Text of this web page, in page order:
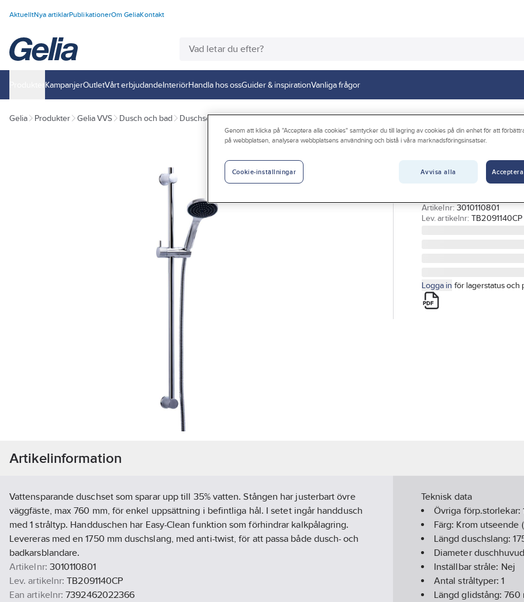
AktuelltNya artiklarPublikationerOm GeliaKontakt
KampanjerOutletVårt erbjudandeInteriörHandla hos ossGuider & inspirationVanliga frågor
Gelia Produkter Gelia VVS Dusch och bad Duschset, handdusch, slang och duschtillbehör
Duschset
stång, Gelia
DUSCHSET AQUALINE
Artikelnr: 3010110801
Lev. artikelnr: TB2091140CP
Logga in för lagerstatus och
Artikelinformation
Vattensparande duschset som sparar upp till 35% vatten. Stången har justerbart övre
väggfäste, max 760 mm, för enkel uppsättning i befintliga hål. I setet ingår handdusch
med 1 stråltyp. Handduschen har Easy-Clean funktion som förhindrar kalkpålagring.
Levereras med en 1750 mm duschslang, med anti-twist, för att passa både dusch- och
badkarsblandare.
Artikelnr: 3010110801
Lev. artikelnr: TB2091140CP
Ean artikelnr: 7392462022366
Teknisk data
Övriga förp.storlekar:
Färg: Krom utseende
Längd duschslang:
Diameter
Inställbar stråle: Nej
Antal stråltyper:1
Längd glidstång:760
Genom att klicka på "Acceptera alla cookies" samtycker du till lagring av cookies på din enhet för att
på webbplatsen, analysera webbplatsens användning och bistå i våra marknadsföringsinsatser.
Avvisa alla
Cookie-inställningar